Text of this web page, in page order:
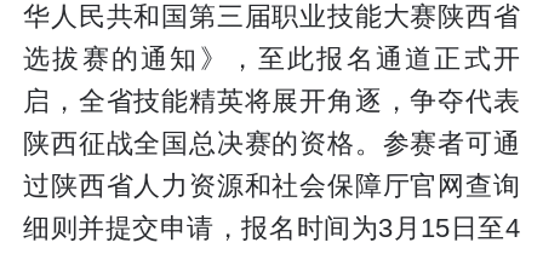
华人民共和国第三届职业技能大赛陕西省
选拔赛的通知》，至此报名通道正式开
启，全省技能精英将展开角逐，争夺代表
陕西征战全国总决赛的资格。参赛者可通
过陕西省人力资源和社会保障厅官网查询
细则并提交申请，报名时间为3月15日至4